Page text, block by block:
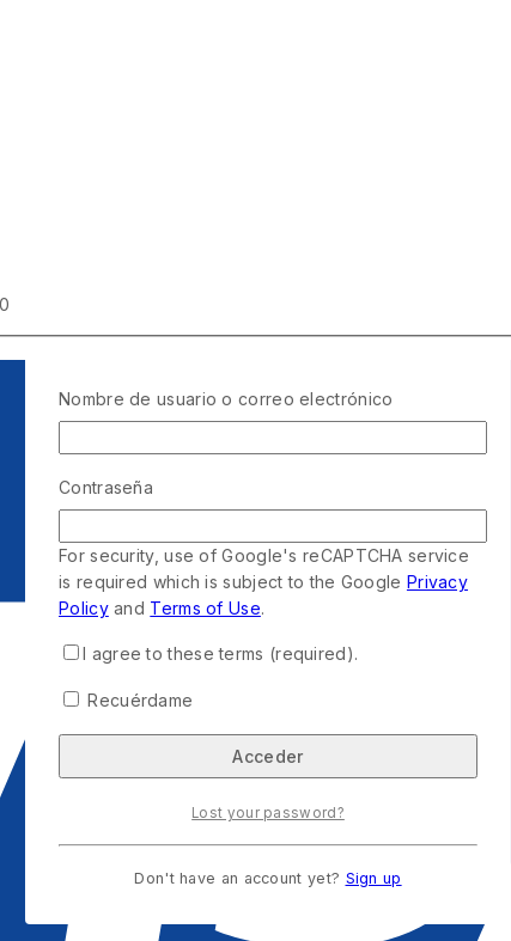
Nombre de usuario o correo electrónico
Contraseña
For security, use of Google's reCAPTCHA service
is required which is subject to the Google Privacy
Policyand Terms of Use.
I agree to these terms (required).
Recuérdame
Lost your password?
Don't have an account yet? Sign up